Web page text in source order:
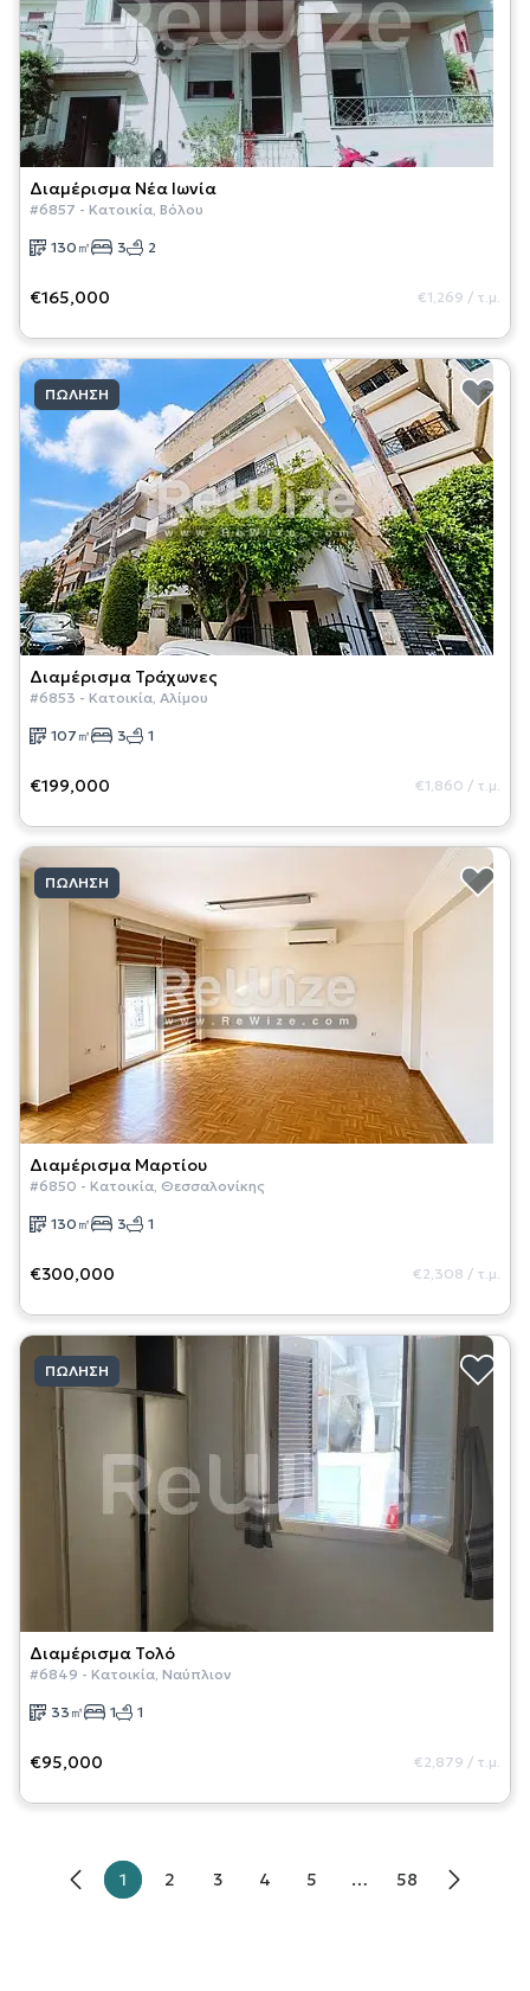
Διαμέρισμα Νέα Ιωνία
#6857 - Κατοικία, Βόλου
130 ㎡ 3 2
€165,000 €1,269 / τ.μ.
ΠΏΛΗΣΗ
Διαμέρισμα Τράχωνες
#6853 - Κατοικία, Αλίμου
107 ㎡ 3 1
€199,000 €1,860 / τ.μ.
ΠΏΛΗΣΗ
Διαμέρισμα Μαρτίου
#6850 - Κατοικία, Θεσσαλονίκης
130 ㎡ 3 1
€300,000 €2,308 / τ.μ.
ΠΏΛΗΣΗ
Διαμέρισμα Τολό
#6849 - Κατοικία, Ναύπλιον
33 ㎡ 1 1
€95,000 €2,879 / τ.μ.
1 2 3 4 5 … 58